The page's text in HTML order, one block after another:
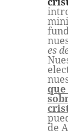
es
que
de